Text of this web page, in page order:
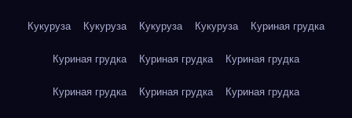
Кукуруза Кукуруза Кукуруза Кукуруза Куриная грудка
Куриная грудка Куриная грудка Куриная грудка
Куриная грудка Куриная грудка Куриная грудка